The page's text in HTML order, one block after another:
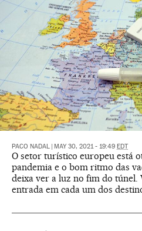
PACO NADAL MAY 30, 2021 - 19:49 EDT
O setor turístico europeu está
pandemia e o bom ritmo das
deixa ver a luz no fim do túnel.
entrada em cada um dos